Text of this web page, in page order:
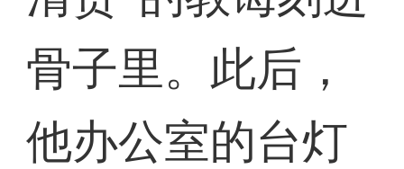
骨子里。此后，
他办公室的台灯